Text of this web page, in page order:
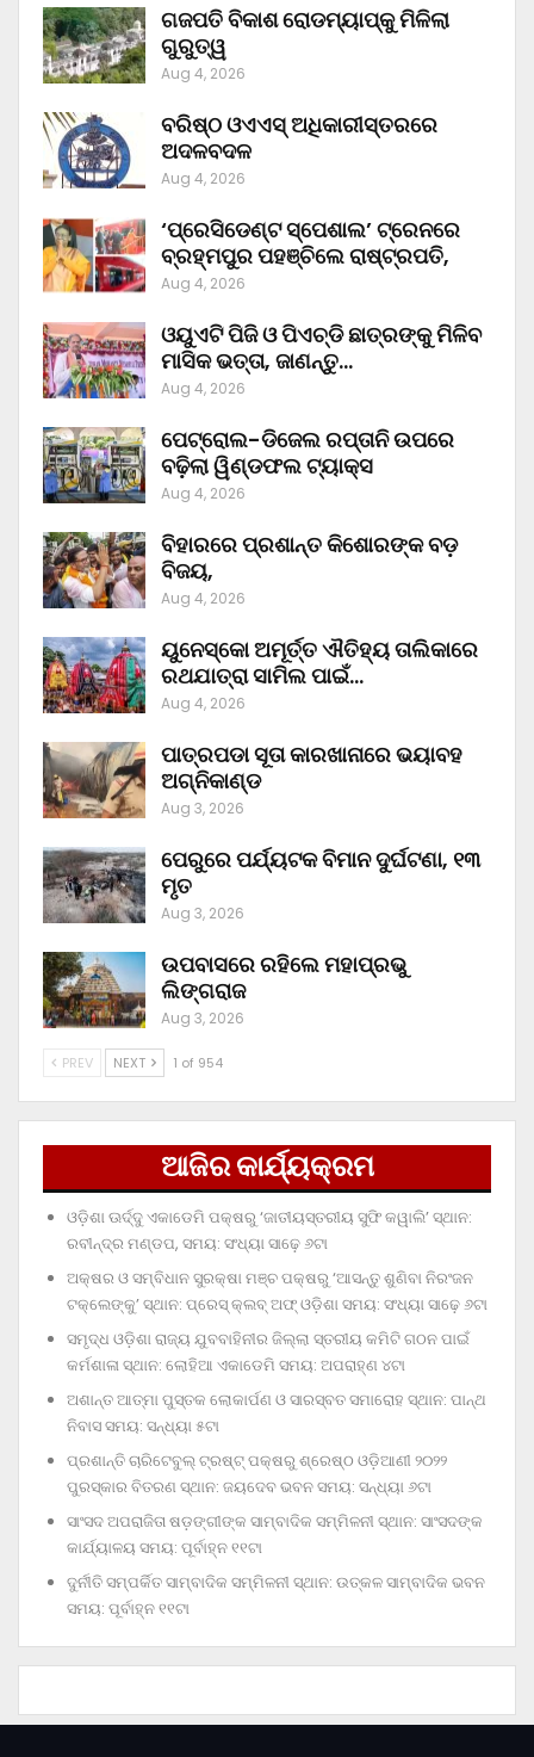
ଗଜପତି ବିକାଶ ରୋଡମ୍ୟାପ୍‌କୁ ମିଳିଲା
ଗୁରୁତ୍ୱ
Aug 4, 2026
ବରିଷ୍ଠ ଓଏଏସ୍‌ ଅଧିକାରୀସ୍ତରରେ
ଅଦଳବଦଳ
Aug 4, 2026
‘ପ୍ରେସିଡେଣ୍ଟ ସ୍ପେଶାଲ’ ଟ୍ରେନରେ
ବ୍ରହ୍ମପୁର ପହଞ୍ଚିଲେ ରାଷ୍ଟ୍ରପତି,
Aug 4, 2026
ଓୟୁଏଟି ପିଜି ଓ ପିଏଚ୍‌ଡି ଛାତ୍ରଙ୍କୁ ମିଳିବ
ମାସିକ ଭତ୍ତା, ଜାଣନ୍ତୁ…
Aug 4, 2026
ପେଟ୍ରୋଲ-ଡିଜେଲ ରପ୍ତାନି ଉପରେ
ବଢ଼ିଲା ୱିଣ୍ଡଫଲ ଟ୍ୟାକ୍ସ
Aug 4, 2026
ବିହାରରେ ପ୍ରଶାନ୍ତ କିଶୋରଙ୍କ ବଡ଼
ବିଜୟ,
Aug 4, 2026
ୟୁନେସ୍କୋ ଅମୂର୍ତ୍ତ ଐତିହ୍ୟ ତାଲିକାରେ
ରଥଯାତ୍ରା ସାମିଲ ପାଇଁ…
Aug 4, 2026
ପାତ୍ରପଡା ସୂତା କାରଖାନାରେ ଭୟାବହ
ଅଗ୍ନିକାଣ୍ଡ
Aug 3, 2026
ପେରୁରେ ପର୍ଯ୍ୟଟକ ବିମାନ ଦୁର୍ଘଟଣା, ୧୩
ମୃତ
Aug 3, 2026
ଉପବାସରେ ରହିଲେ ମହାପ୍ରଭୁ
ଲିଙ୍ଗରାଜ
Aug 3, 2026
PREV NEXT 1 of 954
ଆଜିର କାର୍ଯ୍ୟକ୍ରମ
ଓଡ଼ିଶା ଊର୍ଦ୍ଦୁ ଏକାଡେମି ପକ୍ଷରୁ ‘ଜାତୀୟସ୍ତରୀୟ ସୁଫି କୱାଲି’ ସ୍ଥାନ:
ରବୀନ୍ଦ୍ର ମଣ୍ଡପ, ସମୟ: ସଂଧ୍ୟା ସାଢ଼େ ୬ଟା
ଅକ୍ଷର ଓ ସମ୍ବିଧାନ ସୁରକ୍ଷା ମଞ୍ଚ ପକ୍ଷରୁ ‘ଆସନ୍ତୁ ଶୁଣିବା ନିରଂଜନ
ଟକ୍‌ଲେଙ୍କୁ’ ସ୍ଥାନ: ପ୍ରେସ୍‌ କ୍ଲବ୍‌ ଅଫ୍‌ ଓଡ଼ିଶା ସମୟ: ସଂଧ୍ୟା ସାଢ଼େ ୬ଟା
ସମୃଦ୍ଧ ଓଡ଼ିଶା ରାଜ୍ୟ ଯୁବବାହିନୀର ଜିଲ୍ଲା ସ୍ତରୀୟ କମିଟି ଗଠନ ପାଇଁ
କର୍ମଶାଳା ସ୍ଥାନ: ଲୋହିଆ ଏକାଡେମି ସମୟ: ଅପରାହ୍‌ଣ ୪ଟା
ଅଶାନ୍ତ ଆତ୍ମା ପୁସ୍ତକ ଲୋକାର୍ପଣ ଓ ସାରସ୍ବତ ସମାରୋହ ସ୍ଥାନ: ପାନ୍ଥ
ନିବାସ ସମୟ: ସନ୍ଧ୍ୟା ୫ଟା
ପ୍ରଶାନ୍ତି ଚାରିଟେବୁଲ୍‌ ଟ୍ରଷ୍ଟ୍‌ ପକ୍ଷରୁ ଶ୍ରେଷ୍ଠ ଓଡ଼ିଆଣୀ ୨୦୨୨
ପୁରସ୍କାର ବିତରଣ ସ୍ଥାନ: ଜୟଦେବ ଭବନ ସମୟ: ସନ୍ଧ୍ୟା ୬ଟା
ସାଂସଦ ଅପରାଜିତା ଷଡ଼ଙ୍ଗୀଙ୍କ ସାମ୍ବାଦିକ ସମ୍ମିଳନୀ ସ୍ଥାନ: ସାଂସଦଙ୍କ
କାର୍ଯ୍ୟାଳୟ ସମୟ: ପୂର୍ବାହ୍ନ ୧୧ଟା
ଦୁର୍ନୀତି ସମ୍ପର୍କିତ ସାମ୍ବାଦିକ ସମ୍ମିଳନୀ ସ୍ଥାନ: ଉତ୍କଳ ସାମ୍ବାଦିକ ଭବନ
ସମୟ: ପୂର୍ବାହ୍ନ ୧୧ଟା